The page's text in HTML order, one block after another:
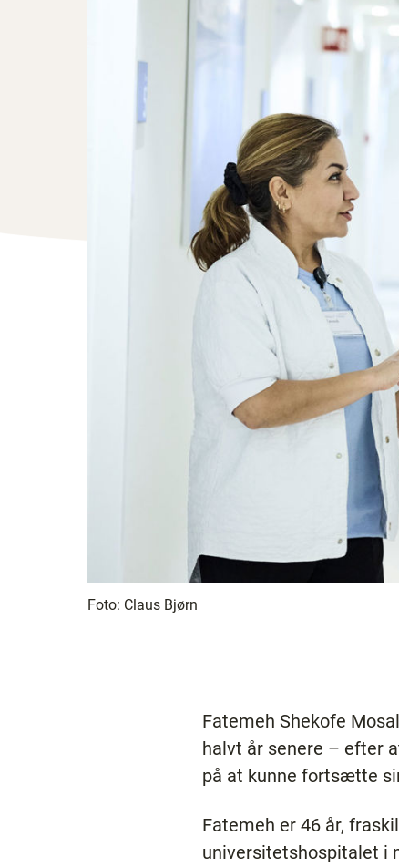
Foto: Claus Bjørn
Fatemeh Shekofe
halvt år senere – efter
på at kunne fortsætte
Fatemeh er 46 år,
universitetshospitalet i